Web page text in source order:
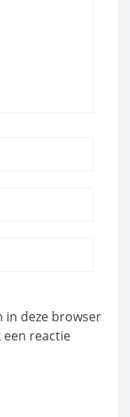
in deze browser
reactie